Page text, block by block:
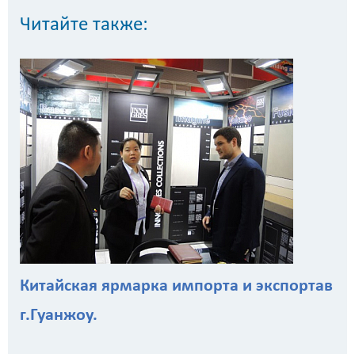
Читайте также:
Китайская ярмарка импорта и экспортав
г.Гуанжоу.